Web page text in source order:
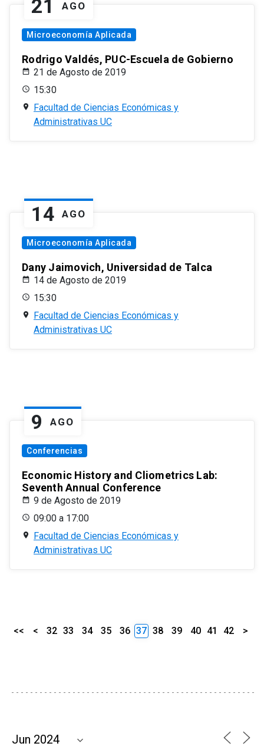
21 AGO
Microeconomía Aplicada
Rodrigo Valdés, PUC-Escuela de Gobierno
21 de Agosto de 2019
15:30
Facultad de Ciencias Económicas y
Administrativas UC
14 AGO
Microeconomía Aplicada
Dany Jaimovich, Universidad de Talca
14 de Agosto de 2019
15:30
Facultad de Ciencias Económicas y
Administrativas UC
9 AGO
Conferencias
Economic History and Cliometrics Lab:
Seventh Annual Conference
9 de Agosto de 2019
09:00 a 17:00
Facultad de Ciencias Económicas y
Administrativas UC
<< < 32 33 34 35 36 37 38 39 40 41 42 >